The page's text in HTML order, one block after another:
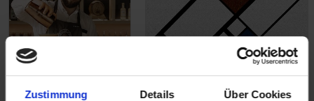
Zustimmung Details Über Cookies